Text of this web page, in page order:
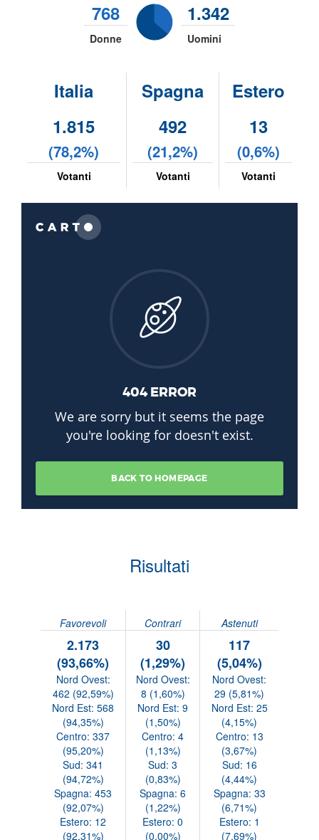
768 1.342
Donne Uomini
Italia Spagna
Estero
1.815
(78,2%)
Votanti
492
(21,2%)
Votanti
13
(0,6%)
Votanti
Risultati
Favorevoli Contrari Astenuti
2.173
(93,66%)
Nord Ovest:
462 (92,59%)
Nord Est: 568
(94,35%)
Centro: 337
(95,20%)
Sud: 341
(94,72%)
Spagna: 453
(92,07%)
Estero: 12
(92,31%)
30
(1,29%)
Nord Ovest:
8 (1,60%)
Nord Est: 9
(1,50%)
Centro: 4
(1,13%)
Sud: 3
(0,83%)
Spagna: 6
(1,22%)
Estero: 0
(0,00%)
117
(5,04%)
Nord Ovest:
29 (5,81%)
Nord Est: 25
(4,15%)
Centro: 13
(3,67%)
Sud: 16
(4,44%)
Spagna: 33
(6,71%)
Estero: 1
(7,69%)